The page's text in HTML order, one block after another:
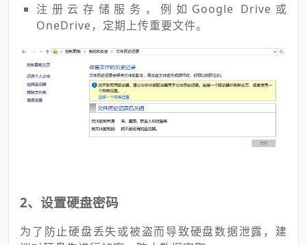
注册云存储服务，例如Google Drive或
OneDrive，定期上传重要文件。
2、设置硬盘密码
为了防止硬盘丢失或被盗而导致硬盘数据泄露，建